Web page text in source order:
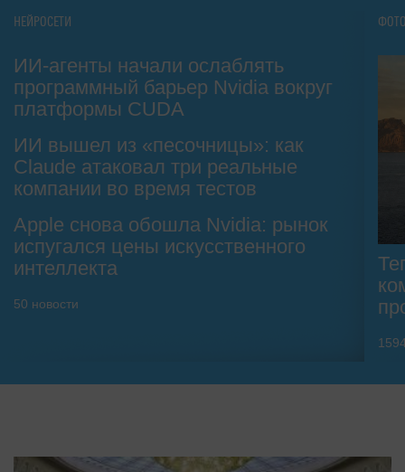
НЕЙРОСЕТИ
ИИ-агенты начали ослаблять
программный барьер Nvidia вокруг
платформы CUDA
ИИ вышел из «песочницы»: как
Claude атаковал три реальные
компании во время тестов
Apple снова обошла Nvidia: рынок
испугался цены искусственного
интеллекта
50 новости